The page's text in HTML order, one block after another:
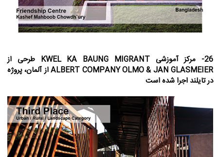
26- مرکز آموزشی KWEL KA BAUNG MIGRANT طرحی از
ALBERT COMPANY OLMO & JAN GLASMEIER از آلمان، پروژه
در تایلند اجرا شده است